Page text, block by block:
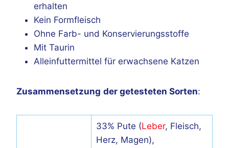
erhalten
Kein Formfleisch
Ohne Farb- und Konservierungsstoffe
Mit Taurin
Alleinfuttermittel für erwachsene Katzen
Zusammensetzung der getesteten Sorten:
33% Pute (Leber, Fleisch,
Herz, Magen),